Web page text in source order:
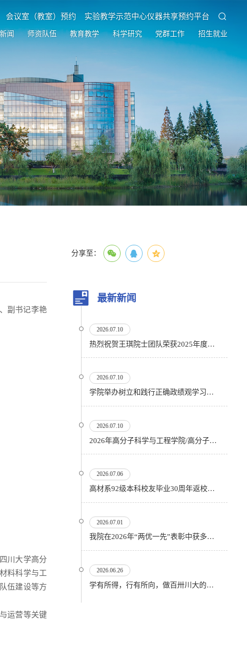
会议室（教室）预约 实验教学示范中心仪器共享预约平台
闻 师资队伍 教育教学 科学研究 党群工作 招生就业
副书记李艳
川大学高分
料科学与工
伍建设等方
运营等关键
分享至：
最新新闻
2026.07.10
热烈祝贺王琪院士团队荣获2025年度国家科技进步奖二等奖
2026.07.10
学院举办树立和践行正确政绩观学习教育专题讲座暨援藏精神宣讲会
2026.07.10
2026年高分子科学与工程学院/高分子研究所优秀大学生暑期夏令营顺利开营
2026.07.06
高材系92级本科校友毕业30周年返校活动顺利举行
2026.07.01
我院在2026年“两优一先”表彰中获多项殊荣
2026.06.26
学有所得，行有所向，做百卅川大的薪火赓续者——校长汪劲松在四川大学2026届学生毕业典礼上的...